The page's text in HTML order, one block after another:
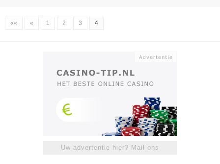
«« « 1 2 3 4
Uw advertentie hier? Mail ons